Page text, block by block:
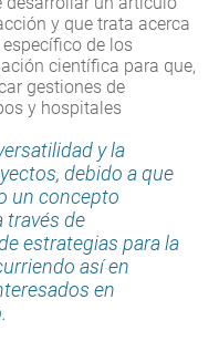
y que trata acerca
de los
científica para que,
gestiones de
y hospitales
y la
debido a que
un concepto
través de
estrategias para la
así en
en